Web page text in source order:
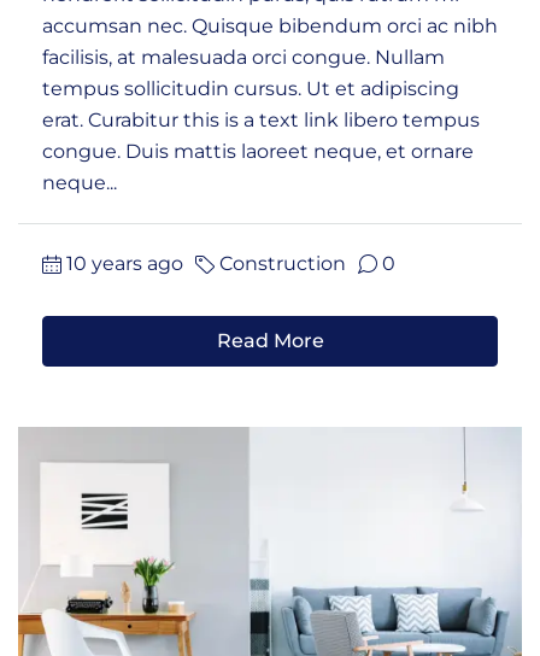
accumsan nec. Quisque bibendum orci ac nibh
facilisis, at malesuada orci congue. Nullam
tempus sollicitudin cursus. Ut et adipiscing
erat. Curabitur this is a text link libero tempus
congue. Duis mattis laoreet neque, et ornare
neque...
10 years ago Construction 0
Read More